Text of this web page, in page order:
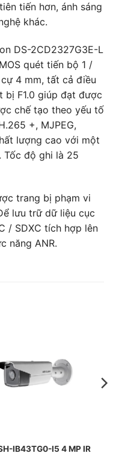
tiến hơn, ánh sáng
khác.
DS-2CD2327G3E-L
quét tiến bộ 1 /
4 mm, tất cả điều
bị F1.0 giúp đạt được
chế tạo theo yếu tố
+, MJPEG,
lượng cao với một
Tốc độ ghi là 25
trang bị phạm vi
lưu trữ dữ liệu cục
/ SDXC tích hợp lên
năng ANR.
IB43TG0-I5 4 MP IR